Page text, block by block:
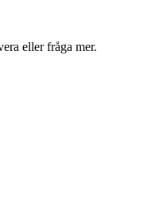
eller fråga mer.